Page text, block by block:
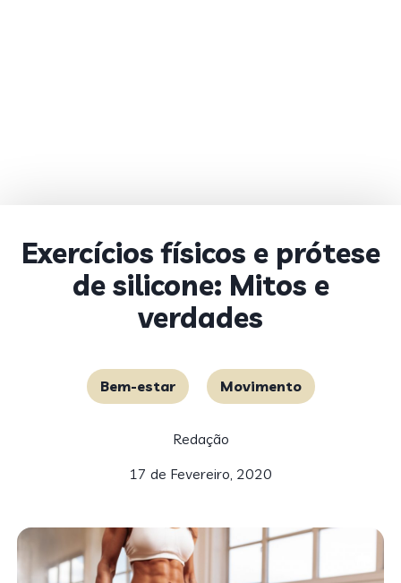
Exercícios físicos e prótese
de silicone: Mitos e
verdades
Bem-estar Movimento
Redação
17 de Fevereiro, 2020